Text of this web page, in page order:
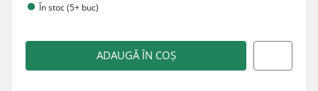
În stoc (5+ buc)
ADAUGĂ ÎN COȘ